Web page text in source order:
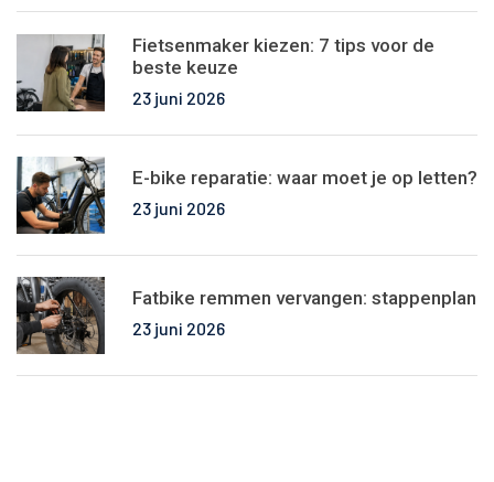
Fietsenmaker kiezen: 7 tips voor de
beste keuze
23 juni 2026
E-bike reparatie: waar moet je op letten?
23 juni 2026
Fatbike remmen vervangen: stappenplan
23 juni 2026